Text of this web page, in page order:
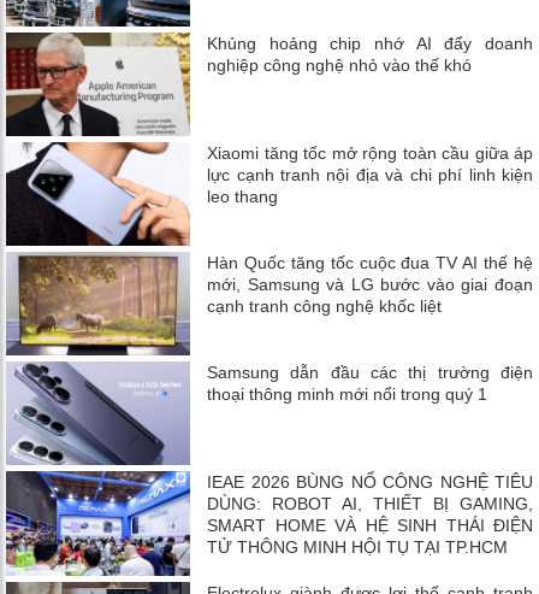
Khủng hoảng chip nhớ AI đẩy doanh
nghiệp công nghệ nhỏ vào thế khó
Xiaomi tăng tốc mở rộng toàn cầu giữa áp
lực cạnh tranh nội địa và chi phí linh kiện
leo thang
Hàn Quốc tăng tốc cuộc đua TV AI thế hệ
mới, Samsung và LG bước vào giai đoạn
cạnh tranh công nghệ khốc liệt
Samsung dẫn đầu các thị trường điện
thoại thông minh mới nổi trong quý 1
IEAE 2026 BÙNG NỔ CÔNG NGHỆ TIÊU
DÙNG: ROBOT AI, THIẾT BỊ GAMING,
SMART HOME VÀ HỆ SINH THÁI ĐIỆN
TỬ THÔNG MINH HỘI TỤ TẠI TP.HCM